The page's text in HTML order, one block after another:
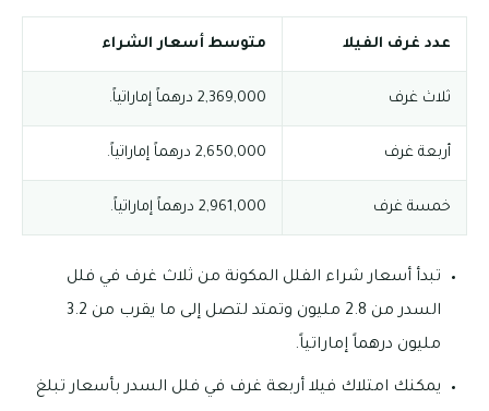
عدد غرف الفيلا متوسط أسعار الشراء
ثلاث غرف 2,369,000 درهماً إماراتياً.
أربعة غرف 2,650,000 درهماً إماراتياً.
خمسة غرف 2,961,000 درهماً إماراتياً.
تبدأ أسعار شراء الفلل المكونة من ثلاث غرف في فلل
السدر من 2.8 مليون وتمتد لتصل إلى ما يقرب من 3.2
مليون درهماً إماراتياً.
يمكنك امتلاك فيلا أربعة غرف في فلل السدر بأسعار تبلغ